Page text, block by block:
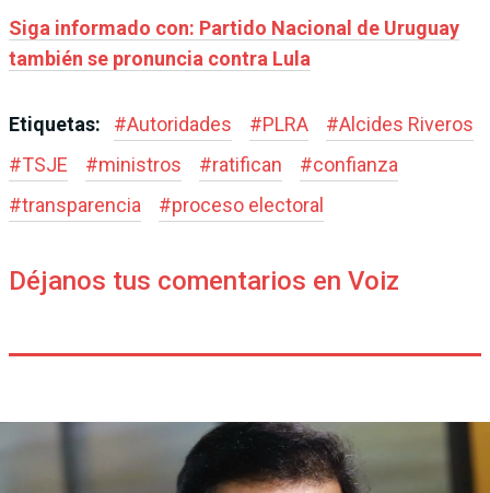
Siga informado con: Partido Nacional de Uruguay
también se pronuncia contra Lula
Etiquetas: #Autoridades #PLRA #Alcides Riveros
#TSJE #ministros #ratifican #confianza
#transparencia #proceso electoral
Déjanos tus comentarios en Voiz